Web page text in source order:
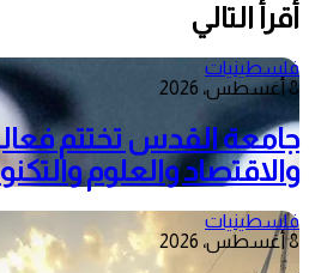
أقرأ التالي
فلسطينيات
8 أغسطس، 2026
جامعة القدس تختتم
والاقتصاد والعلوم
فلسطينيات
8 أغسطس، 2026